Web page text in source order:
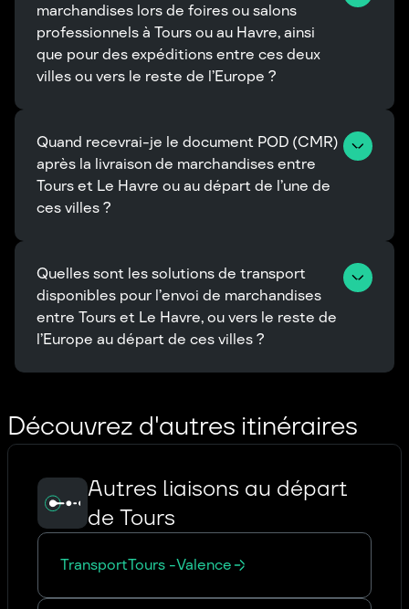
marchandises lors de foires ou salons
professionnels à Tours ou au Havre, ainsi
que pour des expéditions entre ces deux
villes ou vers le reste de l’Europe ?
Quand recevrai-je le document POD (CMR)
après la livraison de marchandises entre
Tours et Le Havre ou au départ de l’une de
ces villes ?
Quelles sont les solutions de transport
disponibles pour l’envoi de marchandises
entre Tours et Le Havre, ou vers le reste de
l’Europe au départ de ces villes ?
Découvrez d'autres itinéraires
Autres liaisons au départ
de Tours
TransportTours -Valence